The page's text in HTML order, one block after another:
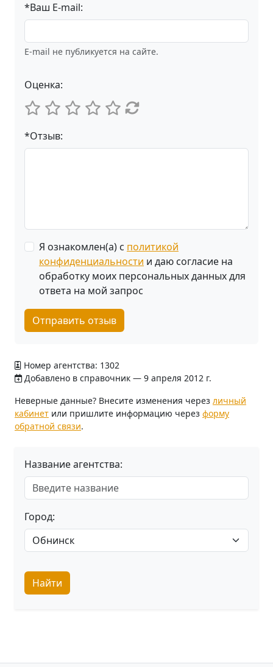
*Ваш E-mail:
E-mail не публикуется на сайте.
Оценка:
*Отзыв:
Я ознакомлен(а) с политикой
конфиденциальности и даю согласие на
обработку моих персональных данных для
ответа на мой запрос
Отправить отзыв
Номер агентства: 1302
Добавлено в справочник — 9 апреля 2012 г.
Неверные данные? Внесите изменения через личный
кабинет или пришлите информацию через форму
обратной связи.
Название агентства:
Город:
Найти